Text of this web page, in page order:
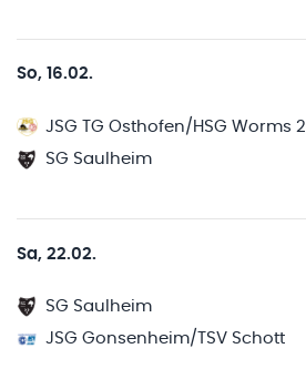
So, 16.02.
JSG TG Osthofen/HSG Worms 2
SG Saulheim
Sa, 22.02.
SG Saulheim
JSG Gonsenheim/TSV Schott